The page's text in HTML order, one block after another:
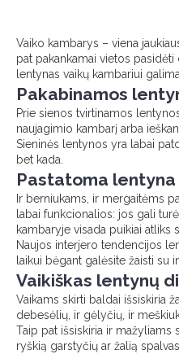
Vaiko kambarys – viena
pat pakankamai vietos
lentynas vaikų kambariui
Pakabinamos
Prie sienos tvirtinamos
naujagimio kambarį arba
Sieninės lentynos yra labai
bet kada.
Pastatoma lentyna
Ir berniukams, ir mergaitėms
labai funkcionalios: jos gali
kambaryje visada puikiai atliks
Naujos interjero tendencijos
laikui bėgant galėsite žaisti su
Vaikiškas lentynų
Vaikams skirti baldai išsiskiria
debesėlių, ir gėlyčių, ir
Taip pat išsiskiria ir mažyliams
ryškią garstyčių ar žalią